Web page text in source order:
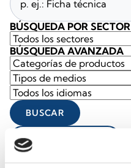
Documentos(6992)
BÚSQUEDA POR SECTOR
BÚSQUEDA AVANZADA
BUSCAR
BORRAR FILTROS